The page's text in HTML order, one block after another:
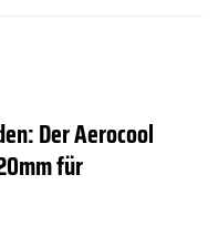
Der Aerocool
für